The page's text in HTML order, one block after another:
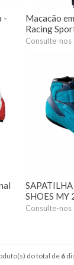
-
Macacão
Racing
Consulte-nos
SHOES MY
Consulte-nos
do total de 6